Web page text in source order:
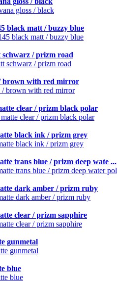
black matt / buzzy blue
schwarz / prizm road
brown with red mirror
clear / prizm black polar
black ink / prizm grey
trans blue / prizm deep wate ...
dark amber / prizm ruby
clear / prizm sapphire
gunmetal
blue